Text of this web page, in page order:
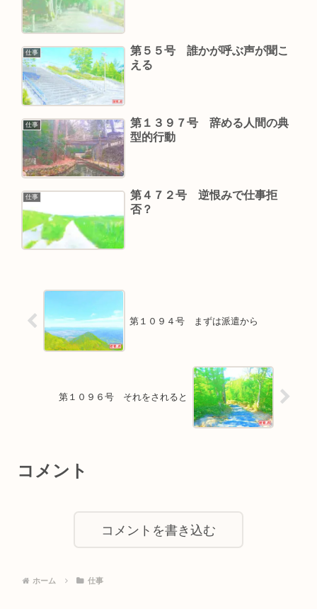
仕事
第５５号 誰かが呼ぶ声が聞こ
える
仕事
第１３９７号 辞める人間の典
型的行動
仕事
第４７２号 逆恨みで仕事拒
否？
第１０９４号 まずは派遣から
第１０９６号 それをされると
コメント
コメントを書き込む
ホーム 仕事